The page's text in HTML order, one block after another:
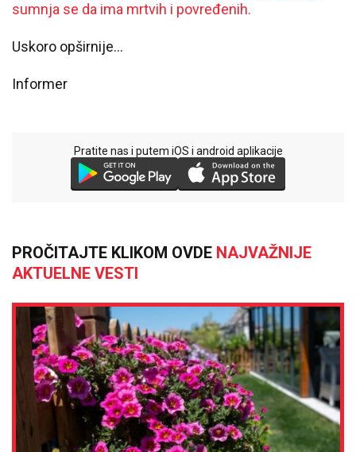
sumnja se da ima mrtvih i povređenih.
Uskoro opširnije...
Informer
Pratite nas i putem iOS i android aplikacije
PROČITAJTE KLIKOM OVDE NAJVAŽNIJE
AKTUELNE VESTI